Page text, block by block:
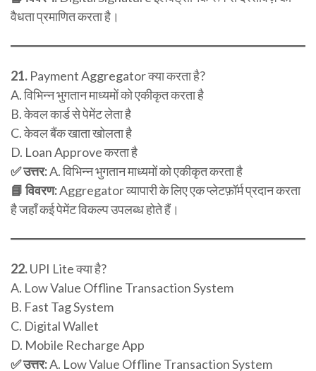
वैधता प्रमाणित करता है।
21. Payment Aggregator क्या करता है?
A. विभिन्न भुगतान माध्यमों को एकीकृत करता है
B. केवल कार्ड से पेमेंट लेता है
C. केवल बैंक खाता खोलता है
D. Loan Approve करता है
✅ उत्तर:A. विभिन्न भुगतान माध्यमों को एकीकृत करता है
📘 विवरण:Aggregator व्यापारी के लिए एक प्लेटफ़ॉर्म प्रदान करता
है जहाँ कई पेमेंट विकल्प उपलब्ध होते हैं।
22.UPI Lite क्या है?
A. Low Value Offline Transaction System
B. Fast Tag System
C. Digital Wallet
D. Mobile Recharge App
✅ उत्तर:A. Low Value Offline Transaction System